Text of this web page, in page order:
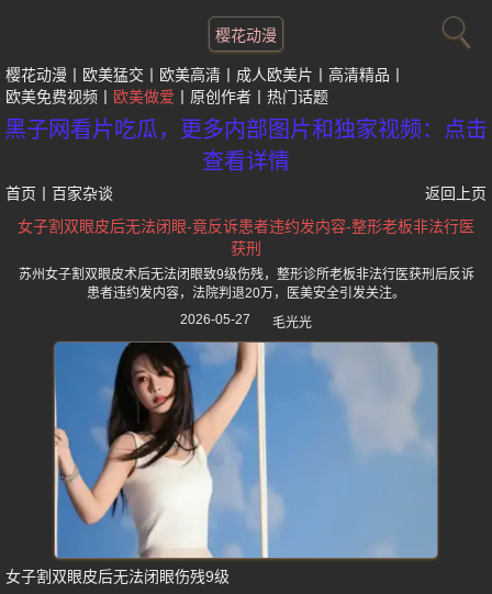
樱花动漫
樱花动漫 欧美猛交 欧美高清 成人欧美片
高清精品
欧美免费视频
欧美做爱 原创作者 热门话题
黑子网看片吃瓜，更多内部图片和独家视频：点击
查看详情
首页 百家杂谈
返回上页
女子割双眼皮后无法闭眼-竟反诉患者违约发内容-整形老板非法行医
获刑
苏州女子割双眼皮术后无法闭眼致9级伤残，整形诊所老板非法行医获刑后反诉
患者违约发内容，法院判退20万，医美安全引发关注。
2026-05-27
毛光光
女子割双眼皮后无法闭眼伤残9级